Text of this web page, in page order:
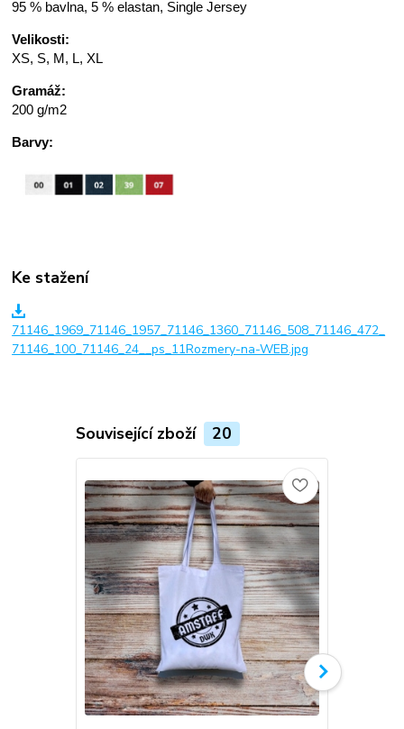
95 % bavlna, 5 % elastan, Single Jersey
Velikosti:
XS, S, M, L, XL
Gramáž:
200 g/m2
Barvy:
Ke stažení
71146_1969_71146_1957_71146_1360_71146_508_71146_472_
71146_100_71146_24__ps_11Rozmery-na-WEB.jpg
Související zboží 20